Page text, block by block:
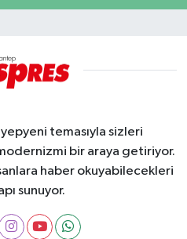
temasıyla sizleri
bir araya getiriyor.
haber okuyabilecekleri
sunuyor.